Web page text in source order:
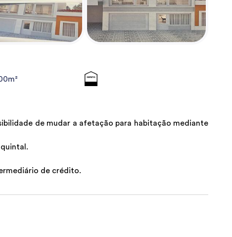
de mudar a afetação para habitação mediante
de crédito.